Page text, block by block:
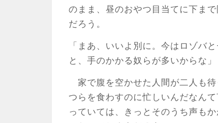
のまま、昼のおやつ目当てに下ま
だろう。
「まあ、いいよ別に。今はロゾバ
と、手のかかる奴らが多いからな」
家で腹を空かせた人間が二人も
つらを食わすのに忙しいんだなん
っていては、きっとそのうち声も